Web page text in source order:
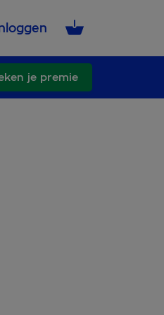
je premie